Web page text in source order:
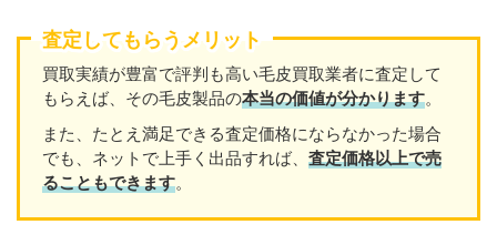
査定してもらうメリット
買取実績が豊富で評判も高い毛皮買取業者に査定して
もらえば、その毛皮製品の本当の価値が分かります。
また、たとえ満足できる査定価格にならなかった場合
でも、ネットで上手く出品すれば、 査定価格以上で売
ることもできます。